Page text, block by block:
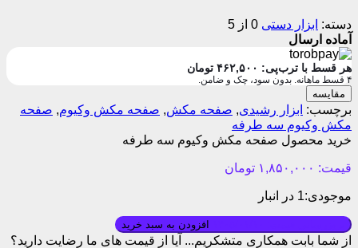
دسته: ابزار دستی 0 از 5
آماده ارسال
هر قسط با ترب‌پی: ۴۶۲,۵۰۰ تومان
۴ قسط ماهانه. بدون سود، چک و ضامن.
مقایسه
برچسب: ابزار رشیدی, صفحه مکش, صفحه مکش وکیوم, صفحه
مکش وکیوم سه طرفه
خرید محصول صفحه مکش وکیوم سه طرفه
قیمت: ۱,۸۵۰,۰۰۰ تومان
موجودی:1 در انبار
از شما بابت همکاری متشکریم... آیا از قیمت های ما رضایت دارید؟